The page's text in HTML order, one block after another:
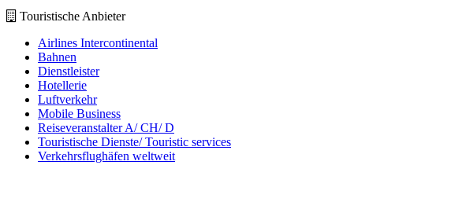
Touristische Anbieter
Airlines Intercontinental
Bahnen
Dienstleister
Hotellerie
Luftverkehr
Mobile Business
Reiseveranstalter A/ CH/ D
Touristische Dienste/ Touristic services
Verkehrsflughäfen weltweit